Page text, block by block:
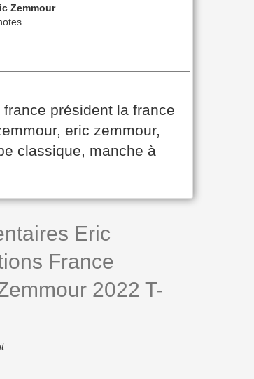
Zemmour
président la france
eric zemmour,
classique, manche à
Eric
France
2022 T-